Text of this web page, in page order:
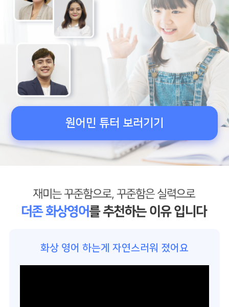
원어민 튜터 보러기기
화상 영어 하는게 자연스러워 졌어요